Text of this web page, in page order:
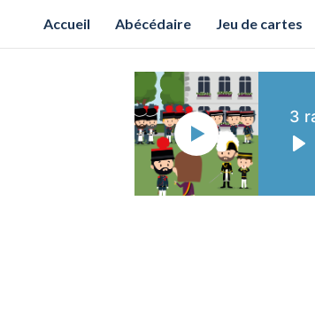
Accueil Abécédaire Jeu de cartes